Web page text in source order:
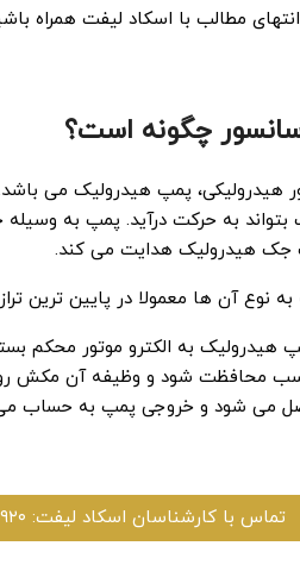
مطالب با اسکاد لیفت همراه
چگونه است؟
هیدرولیکی، پمپ هیدرولیک می
بتواند به حرکت درآید. پمپ به
جک هیدرولیک هدایت می کند.
آن ها معمولا در پایین ترین تراز
هیدرولیک به الکترو موتور محکم
محافظت شود و وظیفه آن
می شود و خروجی پمپ به حساب
تماس با کارشناسان اسکاد لیفت: ۰۲۱۹۱۰۷۰۹۲۰